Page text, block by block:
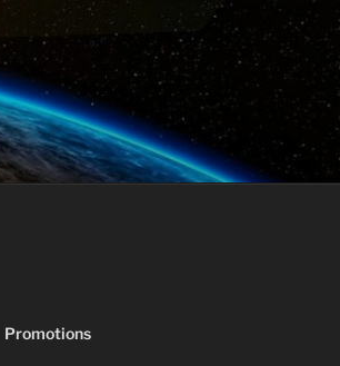
Promotions